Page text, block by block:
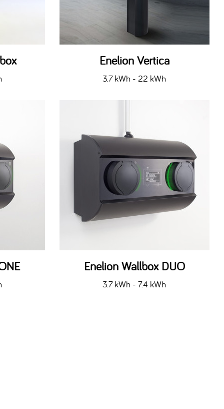
Enelion Vertica
3.7 kWh - 22 kWh
Enelion Wallbox DUO
3.7 kWh - 7.4 kWh